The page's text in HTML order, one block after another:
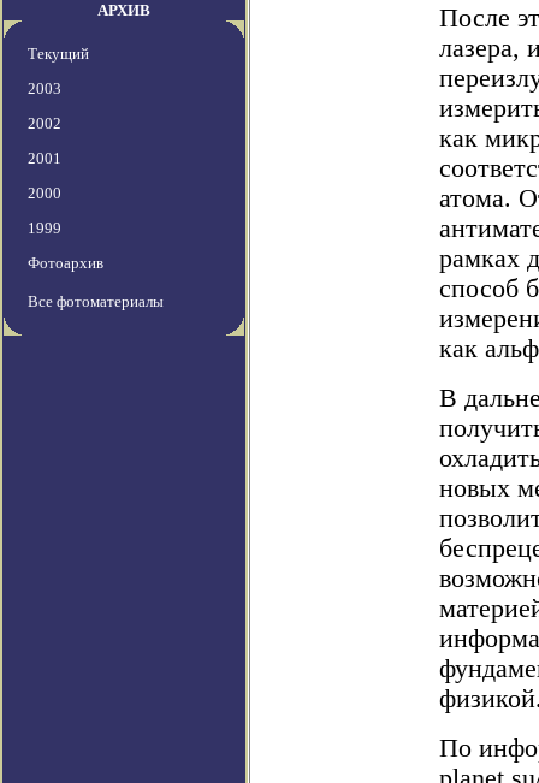
АРХИВ
Текущий
2003
2002
2001
2000
1999
Фотоархив
Все фотоматериалы
После
лазера,
как
атома.
рамках
способ
как
В
новых
По